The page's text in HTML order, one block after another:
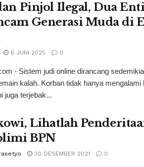
Pinjol Ilegal, Dua
Generasi Muda di
6 JUNI 2025 0
- Sistem judi online dirancang
kalah. Korban tidak hanya mengalami
juga terjebak...
Lihatlah
BPN
30 DESEMBER 2021 0